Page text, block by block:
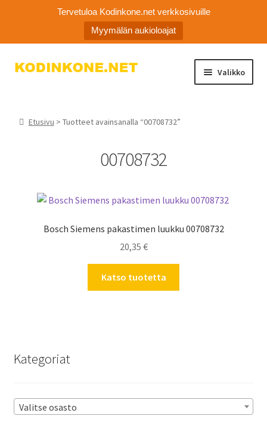
Tervetuloa Kodinkone.net verkkosivuille
Myymälän aukioloajat
Siirry
Siirry
Valikko
Asiakaspalvelu
Etusivu > Tuotteet avainsanalla “00708732”
00708732
Bosch Siemens pakastimen luukku 00708732
20,35 €
Katso tuotetta
Kategoriat
Valitse osasto